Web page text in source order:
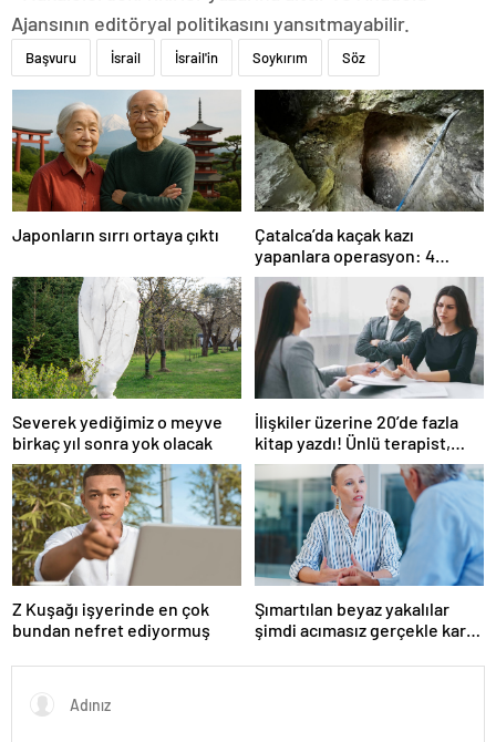
Ajansının editöryal politikasını yansıtmayabilir.
Başvuru İsrail İsrail'in Soykırım Söz
Japonların sırrı ortaya çıktı
Çatalca’da kaçak kazı
yapanlara operasyon: 4
gözaltı
Severek yediğimiz o meyve
birkaç yıl sonra yok olacak
İlişkiler üzerine 20’de fazla
kitap yazdı! Ünlü terapist,
boşanmaların gerçek
suçlularını açıklıyor
Z Kuşağı işyerinde en çok
bundan nefret ediyormuş
Şımartılan beyaz yakalılar
şimdi acımasız gerçekle karşı